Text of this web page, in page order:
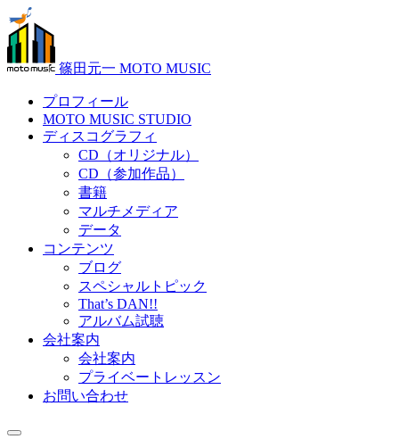
篠田元一 MOTO MUSIC
プロフィール
MOTO MUSIC STUDIO
ディスコグラフィ
CD（オリジナル）
CD（参加作品）
書籍
マルチメディア
データ
コンテンツ
ブログ
スペシャルトピック
That’s DAN!!
アルバム試聴
会社案内
会社案内
プライベートレッスン
お問い合わせ